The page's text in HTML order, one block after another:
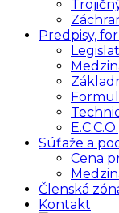
Predpisy,
E.C.C.O.
Súťaže a
Cena
Členská
Kontakt